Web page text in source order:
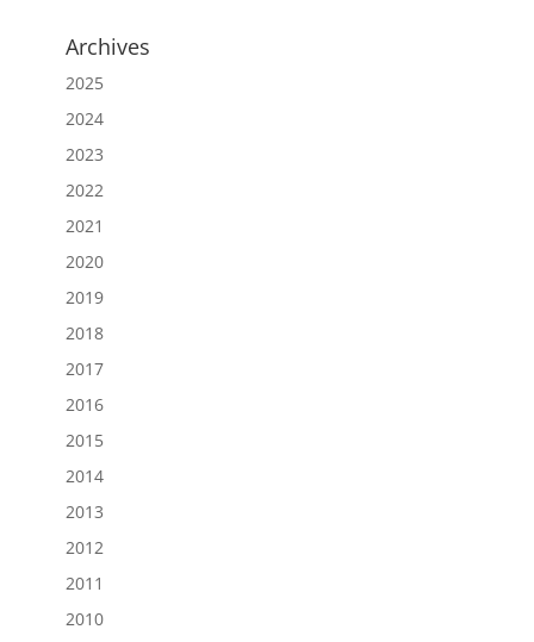
Archives
2025
2024
2023
2022
2021
2020
2019
2018
2017
2016
2015
2014
2013
2012
2011
2010